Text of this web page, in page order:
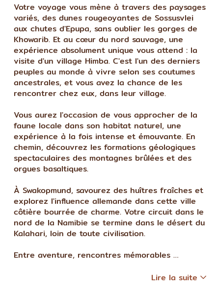
Votre voyage vous mène à travers des paysages
variés, des dunes rougeoyantes de Sossusvlei
aux chutes d'Epupa, sans oublier les gorges de
Khowarib. Et au cœur du nord sauvage, une
expérience absolument unique vous attend : la
visite d'un village Himba. C'est l'un des derniers
peuples au monde à vivre selon ses coutumes
ancestrales, et vous avez la chance de les
rencontrer chez eux, dans leur village.
Vous aurez l'occasion de vous approcher de la
faune locale dans son habitat naturel, une
expérience à la fois intense et émouvante. En
chemin, découvrez les formations géologiques
spectaculaires des montagnes brûlées et des
orgues basaltiques.
À Swakopmund, savourez des huîtres fraîches et
explorez l'influence allemande dans cette ville
côtière bourrée de charme. Votre circuit dans le
nord de la Namibie se termine dans le désert du
Kalahari, loin de toute civilisation.
Entre aventure, rencontres mémorables …
Lire la suite